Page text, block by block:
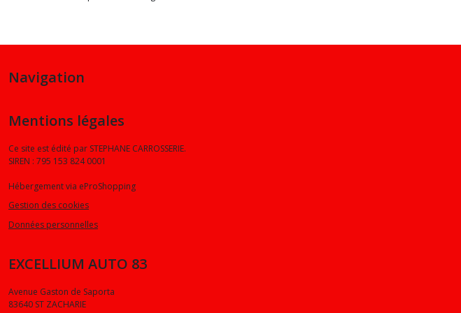
Navigation
Mentions légales
Ce site est édité par STEPHANE CARROSSERIE.
SIREN : 795 153 824 0001
Hébergement via eProShopping
Gestion des cookies
Données personnelles
EXCELLIUM AUTO 83
Avenue Gaston de Saporta
83640 ST ZACHARIE